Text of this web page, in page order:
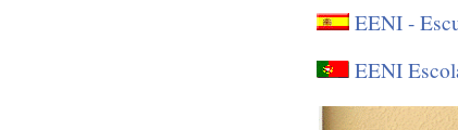
EENI -
EENI